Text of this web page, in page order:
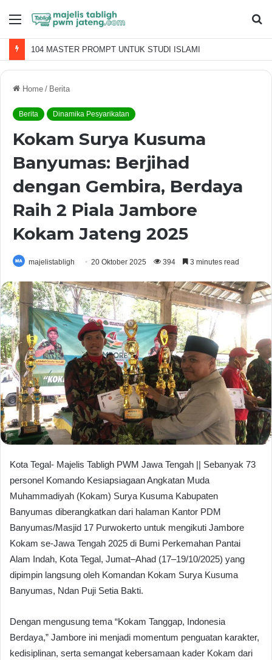
Menu
104 MASTER PROMPT UNTUK STUDI ISLAMI
Home / Berita
Berita Dinamika Pesyarikatan
Kokam Surya Kusuma
Banyumas: Berjihad
dengan Gembira, Berdaya
Raih 2 Piala Jambore
Kokam Jateng 2025
majelistabligh 20 Oktober 2025 394 3 minutes read
Kota Tegal- Majelis Tabligh PWM Jawa Tengah || Sebanyak 73
personel Komando Kesiapsiagaan Angkatan Muda
Muhammadiyah (Kokam) Surya Kusuma Kabupaten
Banyumas diberangkatkan dari halaman Kantor PDM
Banyumas/Masjid 17 Purwokerto untuk mengikuti Jambore
Kokam se-Jawa Tengah 2025 di Bumi Perkemahan Pantai
Alam Indah, Kota Tegal, Jumat–Ahad (17–19/10/2025) yang
dipimpin langsung oleh Komandan Kokam Surya Kusuma
Banyumas, Ndan Puji Setia Bakti.
Dengan mengusung tema “Kokam Tanggap, Indonesia
Berdaya,” Jambore ini menjadi momentum penguatan karakter,
kedisiplinan, serta semangat kebersamaan kader Kokam dari